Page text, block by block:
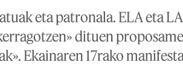
eta patronala. ELA eta
dituen
Ekainaren 17rako